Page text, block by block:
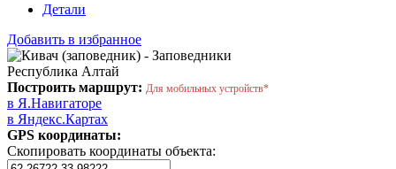
Детали
Добавить в избранное
Республика Алтай
Построить маршрут: Для мобильных устройств*
в Я.Навигаторе
в Яндекс.Картах
GPS координаты:
Скопировать координаты объекта: